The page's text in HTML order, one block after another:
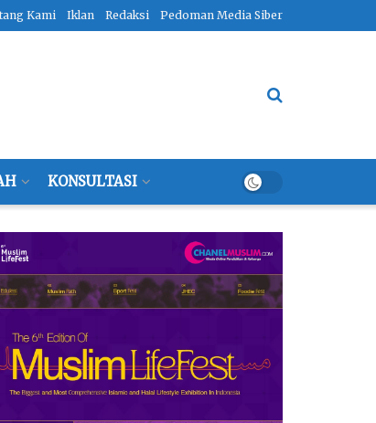
Kami Iklan Redaksi Pedoman Media Siber
KONSULTASI